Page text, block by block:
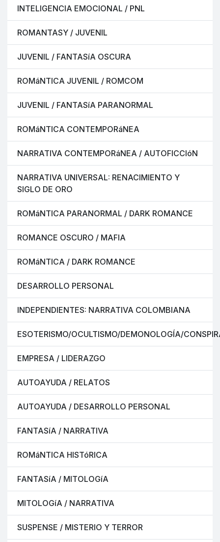
INTELIGENCIA EMOCIONAL / PNL
ROMANTASY / JUVENIL
JUVENIL / FANTASíA OSCURA
ROMáNTICA JUVENIL / ROMCOM
JUVENIL / FANTASíA PARANORMAL
ROMáNTICA CONTEMPORáNEA
NARRATIVA CONTEMPORáNEA / AUTOFICCIóN
NARRATIVA UNIVERSAL: RENACIMIENTO Y
SIGLO DE ORO
ROMáNTICA PARANORMAL / DARK ROMANCE
ROMANCE OSCURO / MAFIA
ROMáNTICA / DARK ROMANCE
DESARROLLO PERSONAL
INDEPENDIENTES: NARRATIVA COLOMBIANA
ESOTERISMO/OCULTISMO/DEMONOLOGÍA/
EMPRESA / LIDERAZGO
AUTOAYUDA / RELATOS
AUTOAYUDA / DESARROLLO PERSONAL
FANTASíA / NARRATIVA
ROMáNTICA HISTóRICA
FANTASíA / MITOLOGíA
MITOLOGíA / NARRATIVA
SUSPENSE / MISTERIO Y TERROR